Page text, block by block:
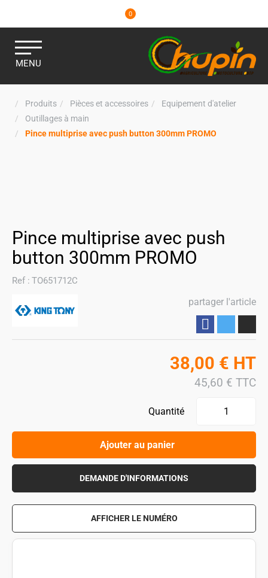
0
MENU
Produits Pièces et accessoires
Equipement d'atelier
Outillages à main
Pince multiprise avec push button 300mm PROMO
Pince multiprise avec push
button 300mm PROMO
Ref : TO651712C
partager l'article
38,00 € HT
45,60 € TTC
Quantité
Ajouter au panier
DEMANDE D'INFORMATIONS
AFFICHER LE NUMÉRO